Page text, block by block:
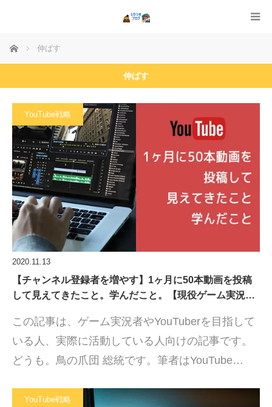
ホーム 伸ばす
伸ばす
YouTube戦略
2020.11.13
【チャンネル登録者を増やす】1ヶ月に50本動画を投稿
して見えてきたこと。学んだこと。【現役ゲーム実況…
この記事は、ゲーム実況者やYouTuberを目指して
いる人、実際に活動している人向けの記事です。
どうも。鳥の爪団 総統です。筆者はYouTube…
YouTube戦略